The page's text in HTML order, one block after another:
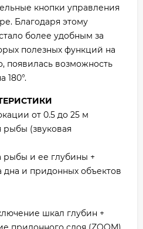
кнопки управления
Благодаря этому
более удобным за
полезных функций на
появилась возможность
180°.
от 0.5 до 25 м
(звуковая
и ее глубины +
и придонных объектов
шкал глубин +